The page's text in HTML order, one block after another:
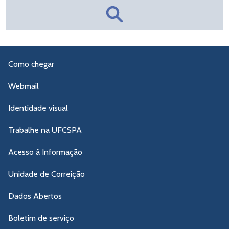
Como chegar
Webmail
Identidade visual
Trabalhe na UFCSPA
Acesso à Informação
Unidade de Correição
Dados Abertos
Boletim de serviço